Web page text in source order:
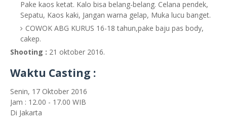
Pake kaos ketat. Kalo bisa belang-belang. Celana pendek,
Sepatu, Kaos kaki, Jangan warna gelap, Muka lucu banget.
COWOK ABG KURUS 16-18 tahun,pake baju pas body,
cakep.
Shooting : 21 oktober 2016.
Waktu Casting :
Senin, 17 Oktober 2016
Jam : 12.00 - 17.00 WIB
Di Jakarta